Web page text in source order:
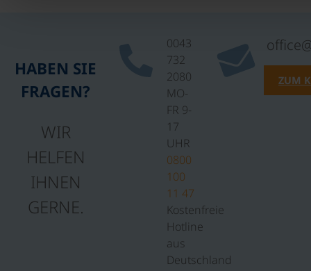
HABEN SIE
FRAGEN?
WIR
HELFEN
IHNEN
GERNE.
0043
732
2080
MO-
FR 9-
17
UHR
0800
100
11 47
Kostenfreie
Hotline
aus
Deutschland
ZUM